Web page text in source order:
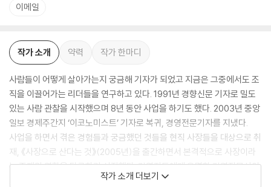
이메일
작가 소개 약력 작가 한마디
사람들이 어떻게 살아가는지 궁금해 기자가 되었고 지금은 그중에서도 조
직을 이끌어가는 리더들을 연구하고 있다. 1991년 경향신문 기자로 밀도
있는 사람 관찰을 시작했으며 8년 동안 사업을 하기도 했다. 2003년 중앙
일보 경제주간지 ‘이코노미스트’ 기자로 복귀, 경영전문기자를 지냈다.
사업을 하면서 겪은 경험들과 궁금했던 것들을 현직 사장들을 대상으로 취
재, 《사장으로 산다는 것》(2005년)을 출간하면서 본격적으로 사장이라
는 존재와 역할을 탐구하기 시작했다. 경영자들에게 유명한 경영전문사이
트 SERICEO에서 저자가 8년 동안 지속한 강의는 잘 알려져 있고, 2014
작가 소개 더보기